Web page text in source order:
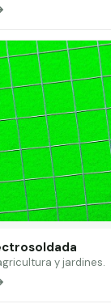
y jardines.